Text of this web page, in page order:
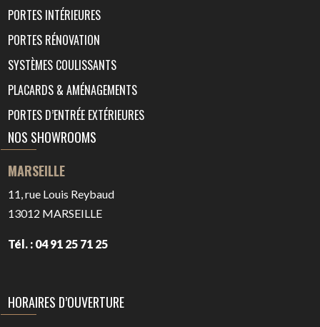
PORTES INTÉRIEURES
PORTES RÉNOVATION
SYSTÈMES COULISSANTS
PLACARDS & AMÉNAGEMENTS
PORTES D’ENTRÉE EXTÉRIEURES
NOS SHOWROOMS
MARSEILLE
11, rue Louis Reybaud
13012 MARSEILLE
Tél. : 04 91 25 71 25
HORAIRES D’OUVERTURE